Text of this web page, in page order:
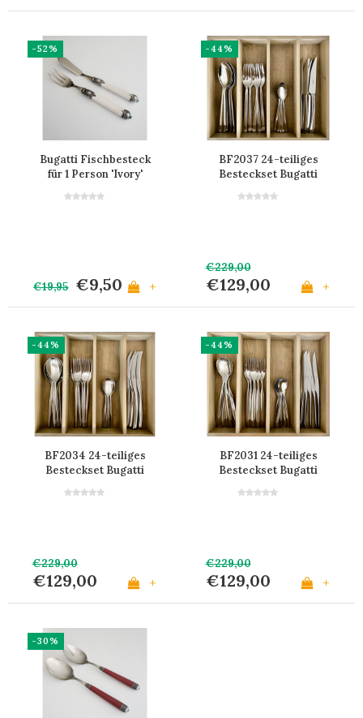
-52%
Bugatti Fischbesteck
für 1 Person 'Ivory'
€19,95 €9,50 +
-44%
BF2037 24-teiliges
Besteckset Bugatti
€229,00
€129,00 +
-44%
BF2034 24-teiliges
Besteckset Bugatti
€229,00
€129,00 +
-44%
BF2031 24-teiliges
Besteckset Bugatti
€229,00
€129,00 +
-30%